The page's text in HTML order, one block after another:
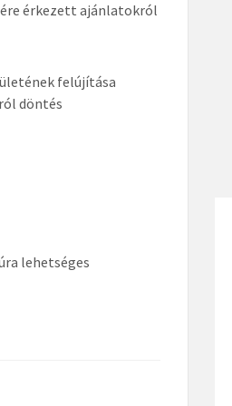
érkezett ajánlatokról
felújítása
döntés
lehetséges